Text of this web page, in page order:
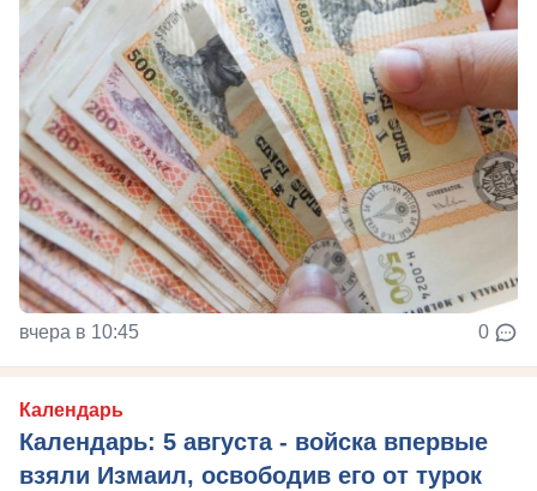
вчера в 10:45 0
Календарь
Календарь: 5 августа - войска впервые
взяли Измаил, освободив его от турок